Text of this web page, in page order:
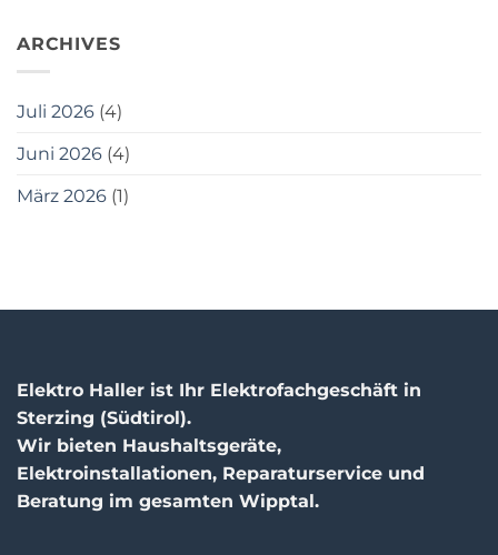
ARCHIVES
Juli 2026 (4)
Juni 2026 (4)
März 2026 (1)
Elektro Haller ist Ihr Elektrofachgeschäft in
Sterzing (Südtirol).
Wir bieten Haushaltsgeräte,
Elektroinstallationen, Reparaturservice und
Beratung im gesamten Wipptal.